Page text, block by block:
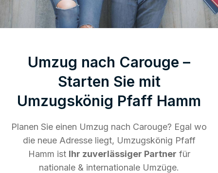
Umzug nach Carouge –
Starten Sie mit
Umzugskönig Pfaff Hamm
Planen Sie einen Umzug nach Carouge? Egal wo
die neue Adresse liegt, Umzugskönig Pfaff
Hamm ist Ihr zuverlässiger Partner für
nationale & internationale Umzüge.